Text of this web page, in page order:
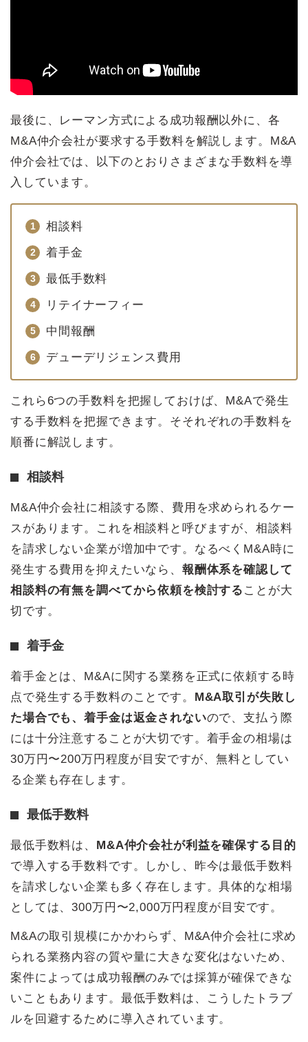
最後に、レーマン方式による成功報酬以外に、各
M&A仲介会社が要求する手数料を解説します。M&A
仲介会社では、以下のとおりさまざまな手数料を導
入しています。
相談料
着手金
最低手数料
リテイナーフィー
中間報酬
デューデリジェンス費用
これら6つの手数料を把握しておけば、M&Aで発生
する手数料を把握できます。そそれぞれの手数料を
順番に解説します。
相談料
M&A仲介会社に相談する際、費用を求められるケー
スがあります。これを相談料と呼びますが、相談料
を請求しない企業が増加中です。なるべくM&A時に
発生する費用を抑えたいなら、 報酬体系を確認して
相談料の有無を調べてから依頼を検討する ことが大
切です。
着手金
着手金とは、M&Aに関する業務を正式に依頼する時
点で発生する手数料のことです。 M&A取引が失敗し
た場合でも、着手金は返金されないので、支払う際
には十分注意することが大切です。着手金の相場は
30万円〜200万円程度が目安ですが、無料としてい
る企業も存在します。
最低手数料
最低手数料は、 M&A仲介会社が利益を確保する目的
で導入する手数料です。しかし、昨今は最低手数料
を請求しない企業も多く存在します。具体的な相場
としては、300万円〜2,000万円程度が目安です。
M&Aの取引規模にかかわらず、M&A仲介会社に求め
られる業務内容の質や量に大きな変化はないため、
案件によっては成功報酬のみでは採算が確保できな
いこともあります。最低手数料は、こうしたトラブ
ルを回避するために導入されています。